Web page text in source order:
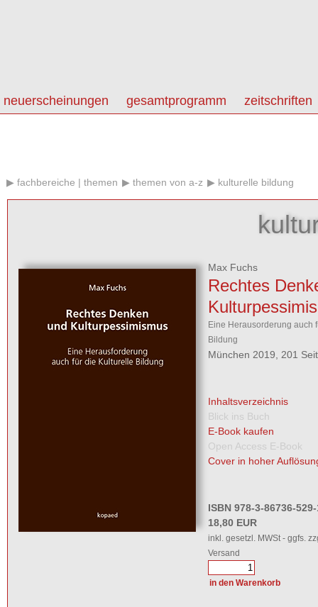
neuerscheinungen gesamtprogramm zeitschriften
fachbereiche | themen themen von a-z kulturelle bildung
Max Fuchs
Rechtes
Eine Herausorderung auch
Bildung
München 2019, 201
Inhaltsverzeichnis
Blick ins Buch
E-Book kaufen
Open Access E-Book
Cover in hoher
ISBN 978-3-86736-
18,80 EUR
inkl. gesetzl. MWSt - ggfs.
Versand